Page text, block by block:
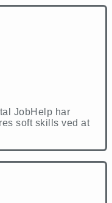
JobHelp har
soft skills ved at